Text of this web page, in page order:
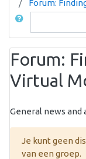
Forum:
Zoek
Forum:
Virtual
General news and
Je kunt geen
van een groep.